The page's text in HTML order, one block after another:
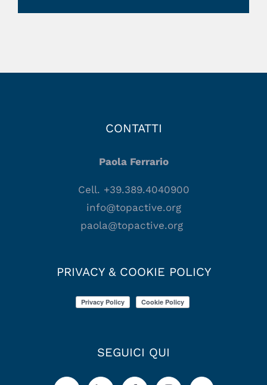
CONTATTI
Paola Ferrario
Cell. +39.389.4040900
info@topactive.org
paola@topactive.org
PRIVACY & COOKIE POLICY
SEGUICI QUI